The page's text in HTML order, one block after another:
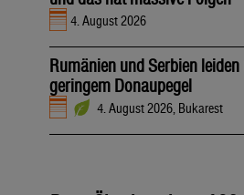
4. August 2026
Rumänien und Serbien
geringem Donaupegel
4. August 2026, Bukarest